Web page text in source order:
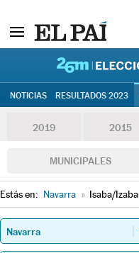
NOTICIAS RESULTADOS 2023
2019 2015
MUNICIPALES
Estás en: Navarra » Isaba/Izaba